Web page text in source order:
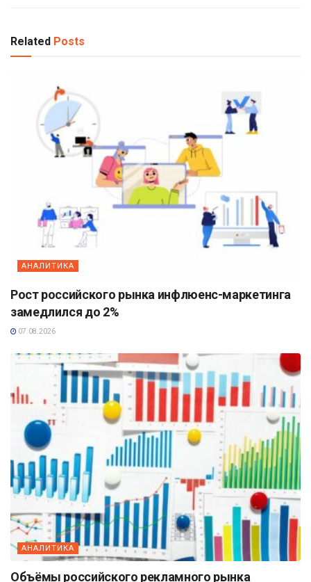
Related Posts
АНАЛИТИКА
Рост российского рынка инфлюенс-маркетинга
замедлился до 2%
07.08.2026
АНАЛИТИКА
Объёмы российского рекламного рынка